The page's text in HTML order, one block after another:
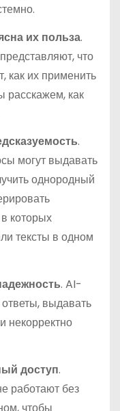
их польза.
что
как их применить
расскажем, как
.
могут выдавать
однородный
которых
тексты в одном
. AI-
выдавать
некорректно
доступ.
работают без